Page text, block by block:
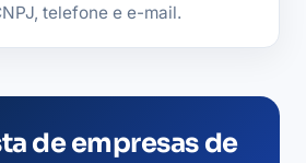
telefone e e-mail.
de empresas de